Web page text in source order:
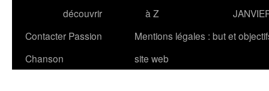
découvrir
à Z
Contacter Passion
Chanson
Mentions légales : but et
site web